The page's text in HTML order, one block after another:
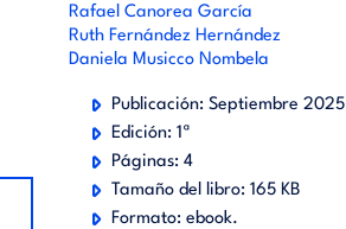
Rafael Canorea García
Ruth Fernández Hernández
Daniela Musicco Nombela
Publicación: Septiembre 2025
Edición: 1ª
Páginas: 4
Tamaño del libro: 165 KB
Formato: ebook.